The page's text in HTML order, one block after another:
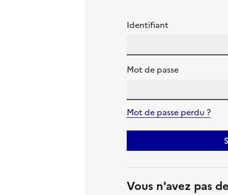
Identifiant
Mot de passe
Mot de passe perdu ?
Vous n'avez pas